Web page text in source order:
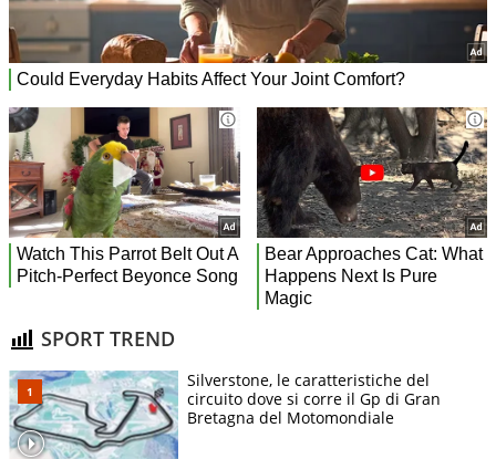
SPORT TREND
Silverstone, le caratteristiche del
circuito dove si corre il Gp di Gran
Bretagna del Motomondiale